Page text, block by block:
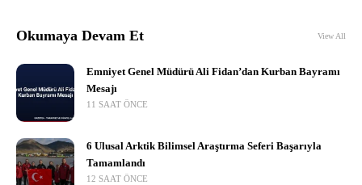
Okumaya Devam Et View All
Emniyet Genel Müdürü Ali Fidan’dan Kurban Bayramı
Mesajı
11 SAAT ÖNCE
6 Ulusal Arktik Bilimsel Araştırma Seferi Başarıyla
Tamamlandı
12 SAAT ÖNCE